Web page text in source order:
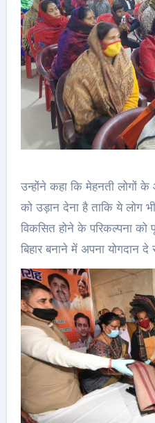
उन्होंने कहा कि मेहनती लोगों
को उड़ान देना है ताकि ये लोग
विकसित होने के परिकल्पना को
बिहार बनाने में अपना योगदान